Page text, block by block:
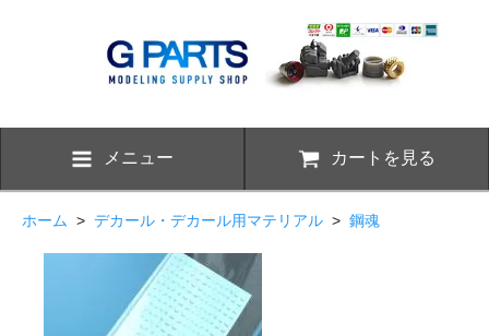
メニュー カートを見る
ホーム > デカール・デカール用マテリアル > 鋼魂